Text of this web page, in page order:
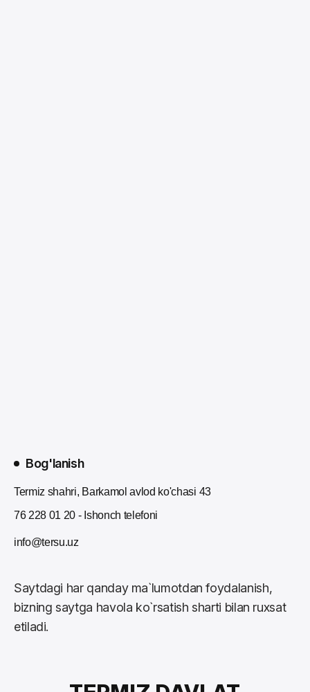
Bog'lanish
Termiz shahri, Barkamol avlod ko'chasi 43
76 228 01 20 - Ishonch telefoni
info@tersu.uz
Saytdagi har qanday ma`lumotdan foydalanish,
bizning saytga havola ko`rsatish sharti bilan ruxsat
etiladi.